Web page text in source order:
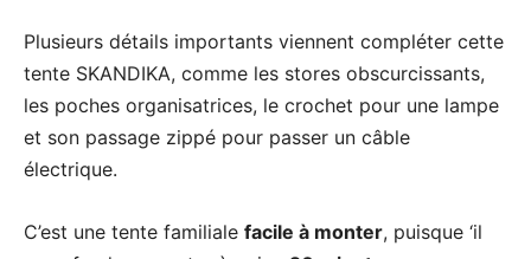
Plusieurs détails importants viennent compléter cette
tente SKANDIKA, comme les stores obscurcissants,
les poches organisatrices, le crochet pour une lampe
et son passage zippé pour passer un câble
électrique.
C’est une tente familiale facile à monter, puisque ‘il